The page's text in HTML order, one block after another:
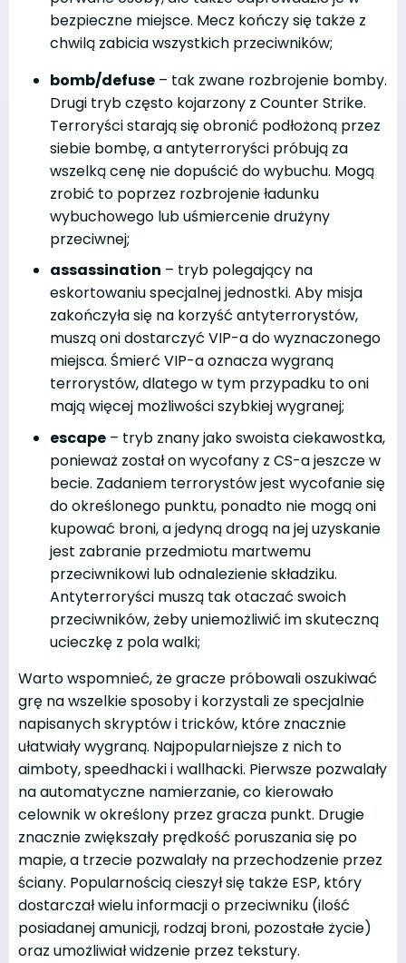
bezpieczne miejsce. Mecz kończy się także z
chwilą zabicia wszystkich przeciwników;
bomb/defuse – tak zwane rozbrojenie bomby.
Drugi tryb często kojarzony z Counter Strike.
Terroryści starają się obronić podłożoną przez
siebie bombę, a antyterroryści próbują za
wszelką cenę nie dopuścić do wybuchu. Mogą
zrobić to poprzez rozbrojenie ładunku
wybuchowego lub uśmiercenie drużyny
przeciwnej;
assassination – tryb polegający na
eskortowaniu specjalnej jednostki. Aby misja
zakończyła się na korzyść antyterrorystów,
muszą oni dostarczyć VIP-a do wyznaczonego
miejsca. Śmierć VIP-a oznacza wygraną
terrorystów, dlatego w tym przypadku to oni
mają więcej możliwości szybkiej wygranej;
escape – tryb znany jako swoista ciekawostka,
ponieważ został on wycofany z CS-a jeszcze w
becie. Zadaniem terrorystów jest wycofanie się
do określonego punktu, ponadto nie mogą oni
kupować broni, a jedyną drogą na jej uzyskanie
jest zabranie przedmiotu martwemu
przeciwnikowi lub odnalezienie składziku.
Antyterroryści muszą tak otaczać swoich
przeciwników, żeby uniemożliwić im skuteczną
ucieczkę z pola walki;
Warto wspomnieć, że gracze próbowali oszukiwać
grę na wszelkie sposoby i korzystali ze specjalnie
napisanych skryptów i tricków, które znacznie
ułatwiały wygraną. Najpopularniejsze z nich to
aimboty, speedhacki i wallhacki. Pierwsze pozwalały
na automatyczne namierzanie, co kierowało
celownik w określony przez gracza punkt. Drugie
znacznie zwiększały prędkość poruszania się po
mapie, a trzecie pozwalały na przechodzenie przez
ściany. Popularnością cieszył się także ESP, który
dostarczał wielu informacji o przeciwniku (ilość
posiadanej amunicji, rodzaj broni, pozostałe życie)
oraz umożliwiał widzenie przez tekstury.